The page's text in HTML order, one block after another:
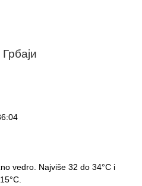
vedro. Najviše 32 do 34°C i